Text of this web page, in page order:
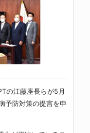
の江藤座長らが5月
予防対策の提言を申